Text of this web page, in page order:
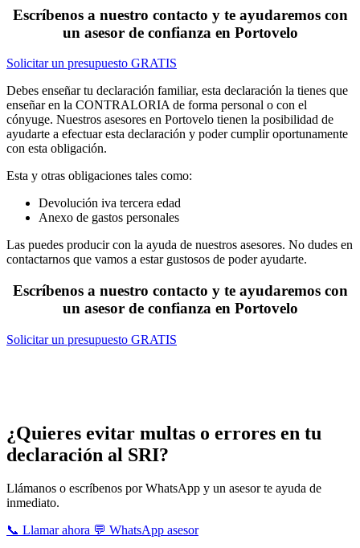
Escríbenos a nuestro contacto y te ayudaremos con
un asesor de confianza en Portovelo
Solicitar un presupuesto GRATIS
Debes enseñar tu declaración familiar, esta declaración la tienes que
enseñar en la CONTRALORIA de forma personal o con el
cónyuge. Nuestros asesores en Portovelo tienen la posibilidad de
ayudarte a efectuar esta declaración y poder cumplir oportunamente
con esta obligación.
Esta y otras obligaciones tales como:
Devolución iva tercera edad
Anexo de gastos personales
Las puedes producir con la ayuda de nuestros asesores. No dudes en
contactarnos que vamos a estar gustosos de poder ayudarte.
Escríbenos a nuestro contacto y te ayudaremos con
un asesor de confianza en Portovelo
Solicitar un presupuesto GRATIS
¿Quieres evitar multas o errores en tu
declaración al SRI?
Llámanos o escríbenos por WhatsApp y un asesor te ayuda de
inmediato.
📞 Llamar ahora 💬 WhatsApp asesor